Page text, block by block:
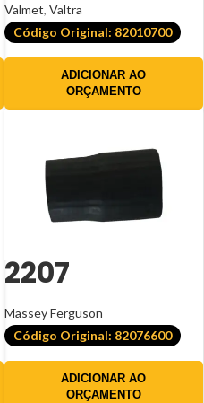
Valmet, Valtra
Código Original: 82010700
ADICIONAR AO
ORÇAMENTO
2207
Massey Ferguson
Código Original: 82076600
ADICIONAR AO
ORÇAMENTO